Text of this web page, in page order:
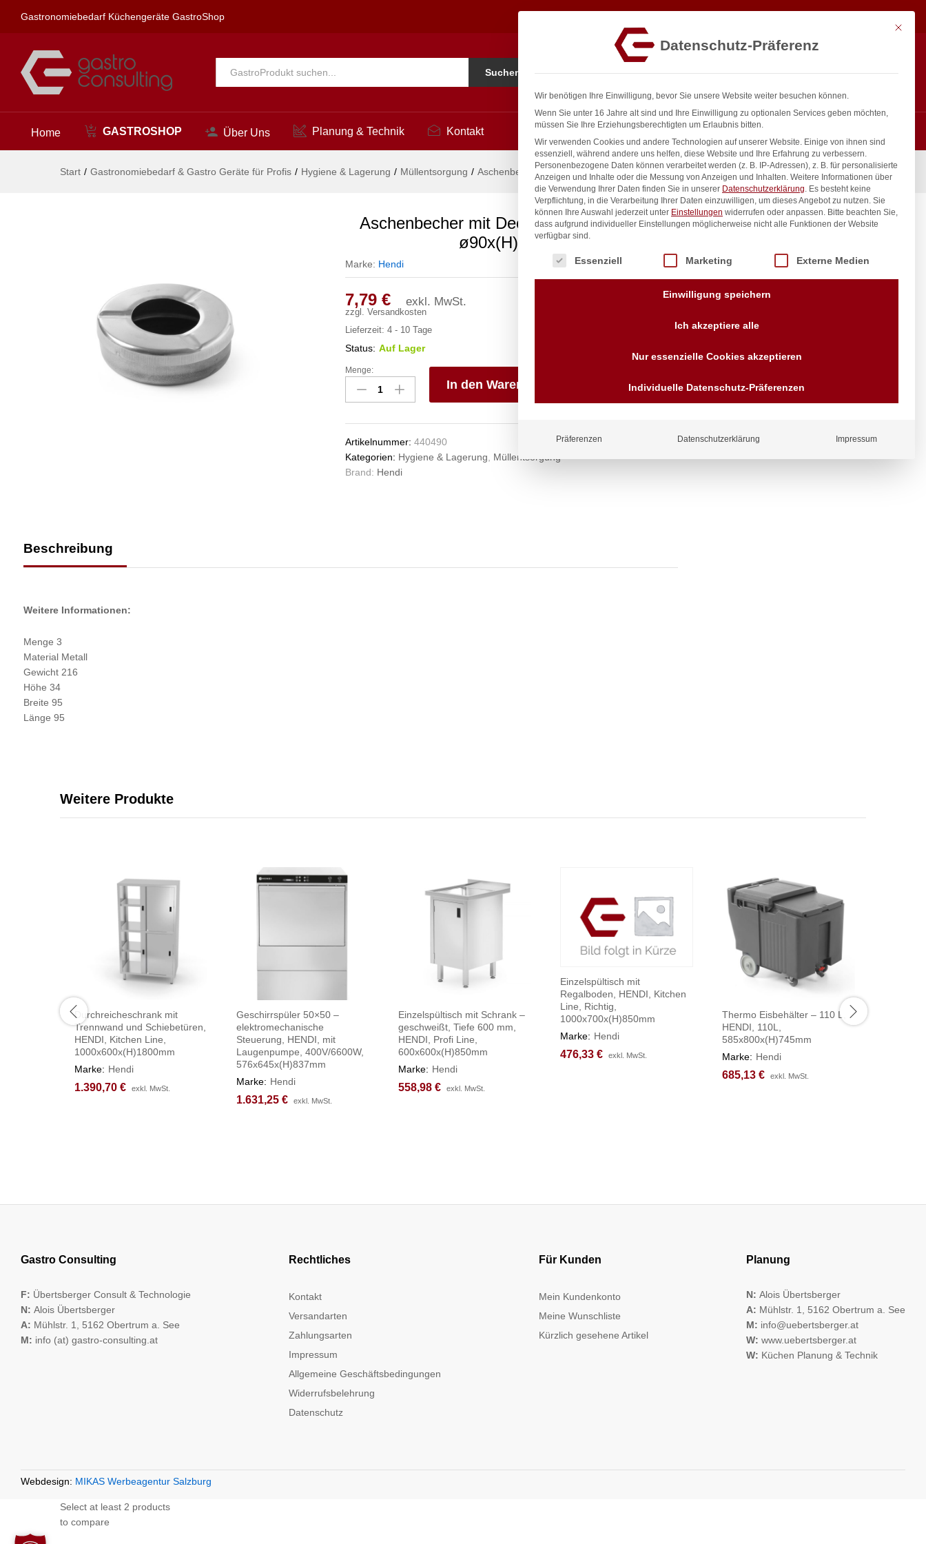
Gastronomiebedarf Küchengeräte GastroShop
Alle Suchen
Home GASTROSHOP Über Uns Planung & Technik Kontakt
Start / Gastronomiebedarf & Gastro Geräte für Profis / Hygiene & Lagerung / Müllentsorgung / Aschenbecher mit Deckel, HENDI, 3 Stk., ø90x(H)28mm
Aschenbecher mit Deckel, HENDI, 3 Stk.,
ø90x(H)28mm
Marke: Hendi
7,79 € exkl. MwSt.
zzgl. Versandkosten
Lieferzeit: 4 - 10 Tage
Status: Auf Lager
Aschenbecher
mit
Deckel,
Stk.,
ø90x(H)28mm
Anzahl
Menge:
In den Warenkorb
Vergl
Artikelnummer: 440490
Kategorien: Hygiene & Lagerung, Müllentsorgung
Brand: Hendi
Beschreibung
Weitere Informationen:
Menge 3
Material Metall
Gewicht 216
Höhe 34
Breite 95
Länge 95
inkl. / exkl. MwSt.
Anfragen
Wir sind seit über 40 Jahren
für Sie da
Vorrauskasse Paypal,
Kreditkarte, Direkt
Weitere Produkte
Durchreicheschrank mit
Trennwand und Schiebetüren,
HENDI, Kitchen Line,
1000x600x(H)1800mm
Marke: Hendi
1.390,70 € exkl. MwSt.
1.390,70 € exkl. MwSt.
Geschirrspüler 50×50 –
elektromechanische
Steuerung, HENDI, mit
Laugenpumpe, 400V/6600W,
576x645x(H)837mm
Marke: Hendi
1.631,25 € exkl. MwSt.
1.631,25 € exkl. MwSt.
Einzelspültisch mit Schrank –
geschweißt, Tiefe 600 mm,
HENDI, Profi Line,
600x600x(H)850mm
Marke: Hendi
558,98 € exkl. MwSt.
558,98 € exkl. MwSt.
Einzelspültisch mit
Regalboden, HENDI, Kitchen
Line, Richtig,
1000x700x(H)850mm
Marke: Hendi
476,33 € exkl. MwSt.
476,33 € exkl. MwSt.
Thermo Eisbehälter – 110 L,
HENDI, 110L,
585x800x(H)745mm
Marke: Hendi
685,13 € exkl. MwSt.
685,13 € exkl. MwSt.
Gastro Consulting
F: Übertsberger Consult & Technologie
N: Alois Übertsberger
A: Mühlstr. 1, 5162 Obertrum a. See
M: info (at) gastro-consulting.at
Rechtliches
Kontakt
Versandarten
Zahlungsarten
Impressum
Allgemeine Geschäftsbedingungen
Widerrufsbelehrung
Datenschutz
Für Kunden
Mein Kundenkonto
Meine Wunschliste
Kürzlich gesehene Artikel
Planung
N: Alois Übertsberger
A: Mühlstr. 1, 5162 Obertrum a. See
M: info@uebertsberger.at
W: www.uebertsberger.at
W: Küchen Planung & Technik
Webdesign: MIKAS Werbeagentur Salzburg
Beschreibung
7,79€ exkl. MwSt. In den Warenkorb
Mit
Datenschutz-Präferenz
Wir benötigen Ihre Einwilligung, bevor Sie unsere Website weiter besuchen können.
Wenn Sie unter 16 Jahre alt sind und Ihre Einwilligung zu optionalen Services geben möchten,
müssen Sie Ihre Erziehungsberechtigten um Erlaubnis bitten.
Wir verwenden Cookies und andere Technologien auf unserer Website. Einige von ihnen sind
essenziell, während andere uns helfen, diese Website und Ihre Erfahrung zu verbessern.
Personenbezogene Daten können verarbeitet werden (z. B. IP-Adressen), z. B. für personalisierte
Anzeigen und Inhalte oder die Messung von Anzeigen und Inhalten. Weitere Informationen über
die Verwendung Ihrer Daten finden Sie in unserer Datenschutzerklärung. Es besteht keine
Verpflichtung, in die Verarbeitung Ihrer Daten einzuwilligen, um dieses Angebot zu nutzen. Sie
können Ihre Auswahl jederzeit unter Einstellungen widerrufen oder anpassen. Bitte beachten Sie,
dass aufgrund individueller Einstellungen möglicherweise nicht alle Funktionen der Website
verfügbar sind.
Es folgt eine Liste der Service-Gruppen, für die eine Einwilligung erteilt werden kann.
Essenziell Marketing Externe Medien
Einwilligung speichern
Ich akzeptiere alle
Nur essenzielle Cookies akzeptieren
Individuelle Datenschutz-Präferenzen
Präferenzen Datenschutzerklärung Impressum
Select at least 2 products
to compare